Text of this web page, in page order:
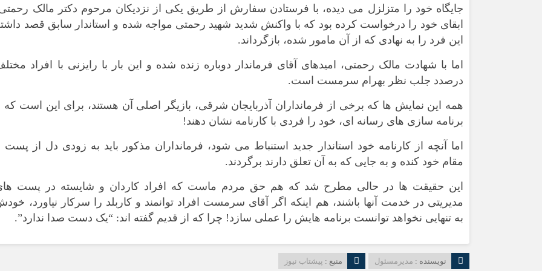
جایگاه خود را متزلزل می دیده، با فرستادن سفارش از طریق یکی از نزدیکان مرحوم دکتر مالک
ابقای خود را درخواست کرده بود که با واکنش شدید شهید رحمتی مواجه شده و استاندار سابق قصد
این فرد را به نهادی که از آن مامور شده، بازگرداند.
اما با شهادت مالک رحمتی، امیدهای آقای فرماندار دوباره زنده شده و این بار با رایزنی با افراد
درصدد جلب نظر بهرام سرمست است.
همه این نمایش ها که برخی از فرمانداران آذربایجان شرقی، بازیگر اصلی آن هستند، برای این است که
برنامه سازی های رسانه ای، خود را فردی با کارنامه نشان دهند!
اما آنچه از کارنامه خود استاندار جدید استنباط می شود، فرمانداران مذکور باید به زودی دل از پست
مقام خود کنده و به جایی که به آن تعلق دارند برگردند.
این حقیقت ها در حالی مطرح شد که هم حق مردم ماست که افراد کاردان و شایسته در پست
مدیریتی در خدمت آنها باشند، هم اینکه اگر آقای سرمست افراد توانمند و کاربلد را سرکار نیاورد،
به تنهایی نخواهد توانست برنامه هایش را عملی سازد! چرا که از قدیم گفته اند: “یک دست صدا ندارد”.
نویسنده : مدیرمسئول منبع : پیشتاب نیوز